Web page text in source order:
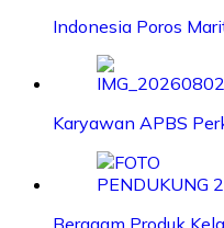
Indonesia Poros
Karyawan APBS